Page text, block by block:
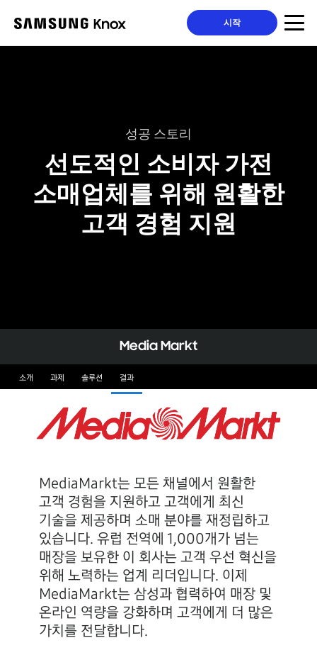
시작
성공 스토리
선도적인 소비자 가전
소매업체를 위해 원활한
고객 경험 지원
Media Markt
소개 과제 솔루션 결과
MediaMarkt는 모든 채널에서 원활한
고객 경험을 지원하고 고객에게 최신
기술을 제공하며 소매 분야를 재정립하고
있습니다. 유럽 전역에 1,000개가 넘는
매장을 보유한 이 회사는 고객 우선 혁신을
위해 노력하는 업계 리더입니다. 이제
MediaMarkt는 삼성과 협력하여 매장 및
온라인 역량을 강화하며 고객에게 더 많은
가치를 전달합니다.